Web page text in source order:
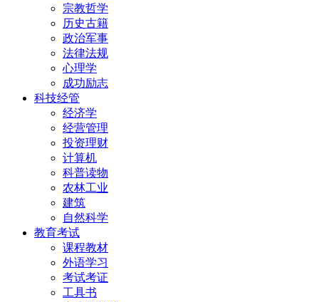
宗教哲学
历史古籍
政治军事
法律法规
心理学
成功励志
科技经管
经济学
经营管理
投资理财
计算机
科普读物
农林工业
建筑
自然科学
教育考试
课程教材
外语学习
考试考证
工具书